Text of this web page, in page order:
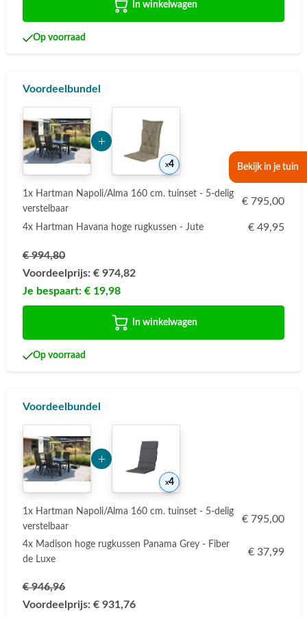
Bekijk in je tuin
In winkelwagen
Op voorraad
Voordeelbundel
4
1x Hartman Napoli/Alma 160 cm. tuinset - 5-delig
verstelbaar
€ 795,00
4x Hartman Havana hoge rugkussen - Jute € 49,95
€ 994,80
Voordeelprijs: € 974,82
Je bespaart: € 19,98
In winkelwagen
Op voorraad
Voordeelbundel
4
1x Hartman Napoli/Alma 160 cm. tuinset - 5-delig
verstelbaar
€ 795,00
4x Madison hoge rugkussen Panama Grey - Fiber
de Luxe
€ 37,99
€ 946,96
Voordeelprijs: € 931,76